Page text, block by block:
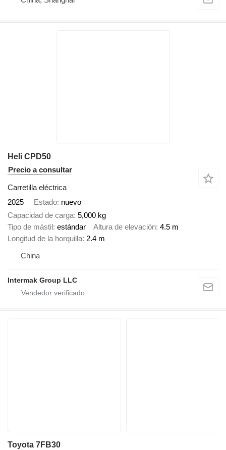
Heli CPD50
Precio a consultar
Carretilla eléctrica
2025
Estado nuevo
Capacidad de carga 5,000 kg
Tipo de mástil estándar Altura de elevación 4.5 m
Longitud de la horquilla 2.4 m
China
Intermak Group LLC
Toyota 7FB30